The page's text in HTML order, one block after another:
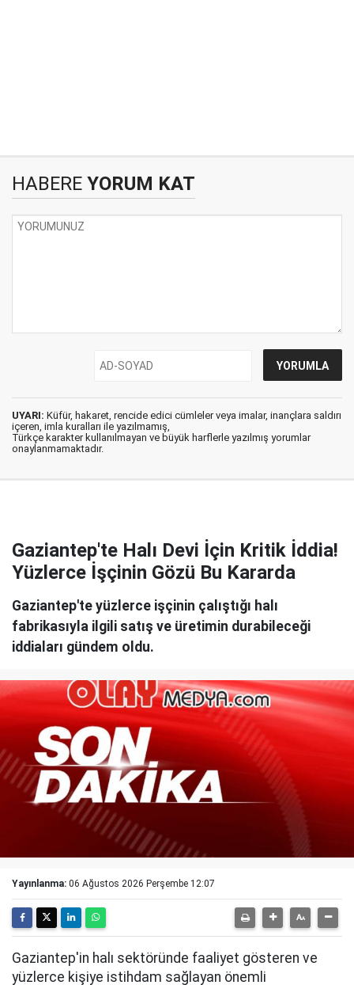
HABERE YORUM KAT
UYARI: Küfür, hakaret, rencide edici cümleler veya imalar, inançlara saldırı
içeren, imla kuralları ile yazılmamış,
Türkçe karakter kullanılmayan ve büyük harflerle yazılmış yorumlar
onaylanmamaktadır.
Gaziantep'te Halı Devi İçin Kritik İddia!
Yüzlerce İşçinin Gözü Bu Kararda
Gaziantep'te yüzlerce işçinin çalıştığı halı
fabrikasıyla ilgili satış ve üretimin durabileceği
iddiaları gündem oldu.
Yayınlanma: 06 Ağustos 2026 Perşembe 12:07
Gaziantep'in halı sektöründe faaliyet gösteren ve
yüzlerce kişiye istihdam sağlayan önemli